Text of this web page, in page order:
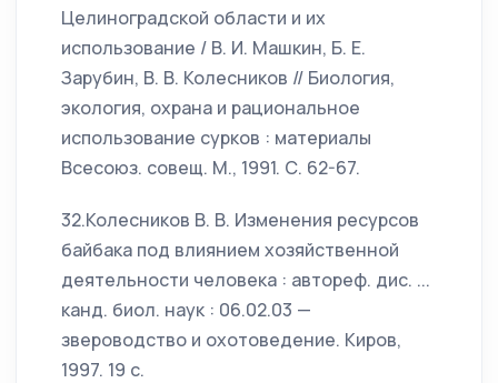
Целиноградской области и их
использование / В. И. Машкин, Б. Е.
Зарубин, В. В. Колесников // Биология,
экология, охрана и рациональное
использование сурков : материалы
Всесоюз. совещ. М., 1991. С. 62-67.
32.Колесников В. В. Изменения ресурсов
байбака под влиянием хозяйственной
деятельности человека : автореф. дис. ...
канд. биол. наук : 06.02.03 —
звероводство и охотоведение. Киров,
1997. 19 с.